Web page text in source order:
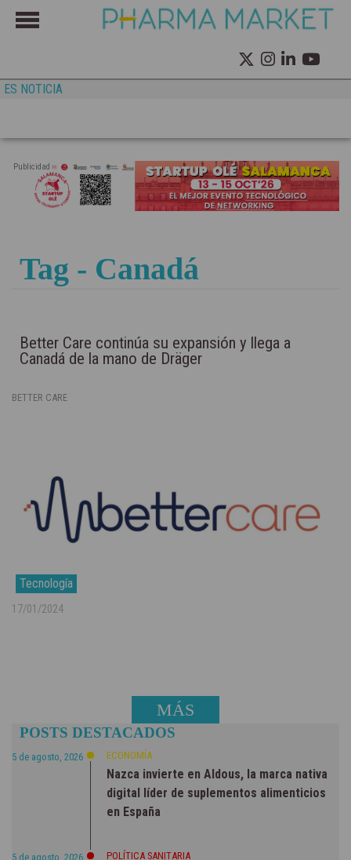
ES NOTICIA
Publicidad
Tag - Canadá
Better Care continúa su expansión y llega a
Canadá de la mano de Dräger
BETTER CARE
Tecnología
17/01/2024
MÁS
NOTICIAS
POSTS DESTACADOS
5 de agosto, 2026 ECONOMÍA
Nazca invierte en Aldous, la marca nativa
digital líder de suplementos alimenticios
en España
5 de agosto, 2026 POLÍTICA SANITARIA